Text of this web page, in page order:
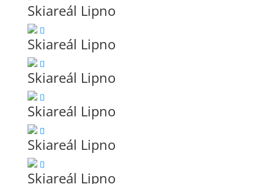
Skiareál Lipno
Skiareál Lipno
Skiareál Lipno
Skiareál Lipno
Skiareál Lipno
Skiareál Lipno